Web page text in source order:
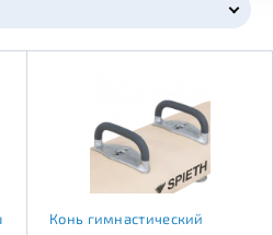
Конь гимнастический